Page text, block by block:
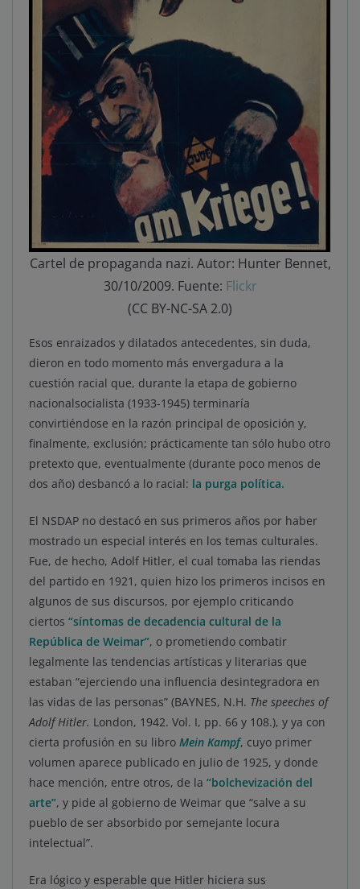
Cartel de propaganda nazi. Autor: Hunter Bennet,
30/10/2009. Fuente: Flickr
(CC BY-NC-SA 2.0)
Esos enraizados y dilatados antecedentes, sin duda,
dieron en todo momento más envergadura a la
cuestión racial que, durante la etapa de gobierno
nacionalsocialista (1933-1945) terminaría
convirtiéndose en la razón principal de oposición y,
finalmente, exclusión; prácticamente tan sólo hubo otro
pretexto que, eventualmente (durante poco menos de
dos año) desbancó a lo racial: la purga política.
El NSDAP no destacó en sus primeros años por haber
mostrado un especial interés en los temas culturales.
Fue, de hecho, Adolf Hitler, el cual tomaba las riendas
del partido en 1921, quien hizo los primeros incisos en
algunos de sus discursos, por ejemplo criticando
ciertos “síntomas de decadencia cultural de la
República de Weimar”, o prometiendo combatir
legalmente las tendencias artísticas y literarias que
estaban “ejerciendo una influencia desintegradora en
las vidas de las personas” (BAYNES, N.H. The speeches of
Adolf Hitler. London, 1942. Vol. I, pp. 66 y 108.), y ya con
cierta profusión en su libro Mein Kampf, cuyo primer
volumen aparece publicado en julio de 1925, y donde
hace mención, entre otros, de la “bolchevización del
arte”, y pide al gobierno de Weimar que “salve a su
pueblo de ser absorbido por semejante locura
intelectual”.
Era lógico y esperable que Hitler hiciera sus